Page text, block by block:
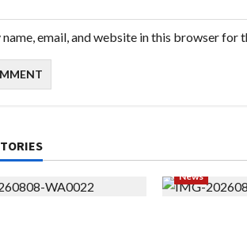
name, email, and website in this browser for
News